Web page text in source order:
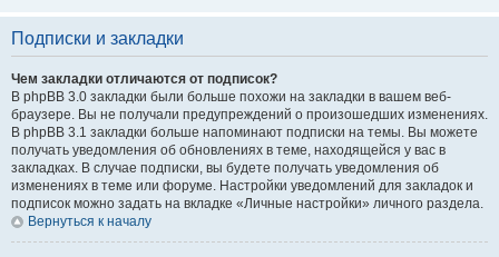
Подписки и закладки
Чем закладки отличаются от подписок?
В phpBB 3.0 закладки были больше похожи на закладки в вашем веб-
браузере. Вы не получали предупреждений о произошедших изменениях.
В phpBB 3.1 закладки больше напоминают подписки на темы. Вы можете
получать уведомления об обновлениях в теме, находящейся у вас в
закладках. В случае подписки, вы будете получать уведомления об
изменениях в теме или форуме. Настройки уведомлений для закладок и
подписок можно задать на вкладке «Личные настройки» личного раздела.
Вернуться к началу